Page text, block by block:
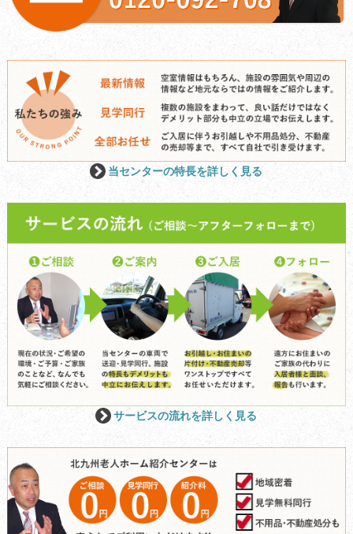
当センターの特長を詳しく見る
サービスの流れを詳しく見る